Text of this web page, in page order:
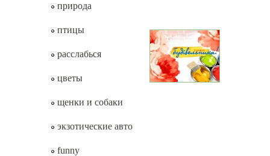
природа
птицы
расслабься
цветы
щенки и собаки
экзотические авто
funny